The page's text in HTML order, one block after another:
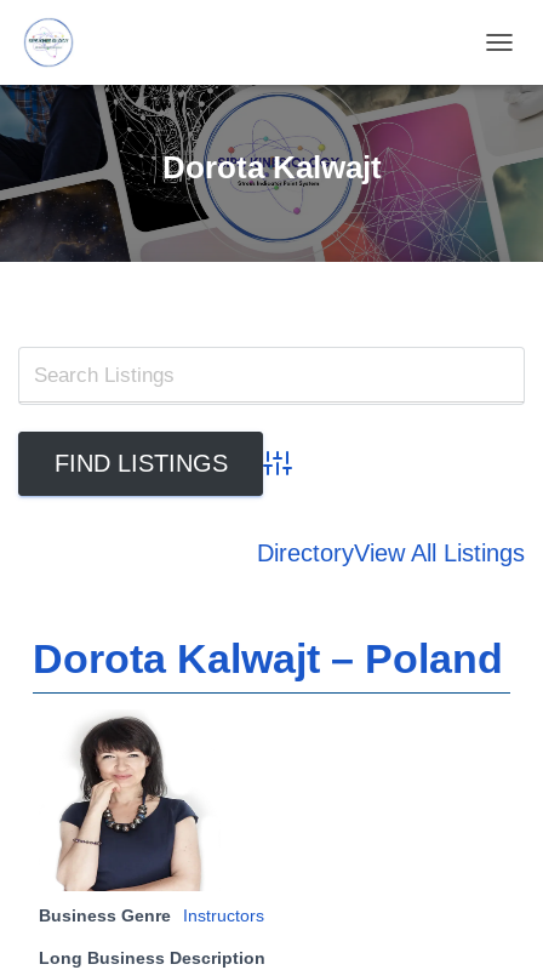
Dorota Kalwajt
Advanced Search
DirectoryView All Listings
Dorota Kalwajt – Poland
Business Genre Instructors
Long Business Description